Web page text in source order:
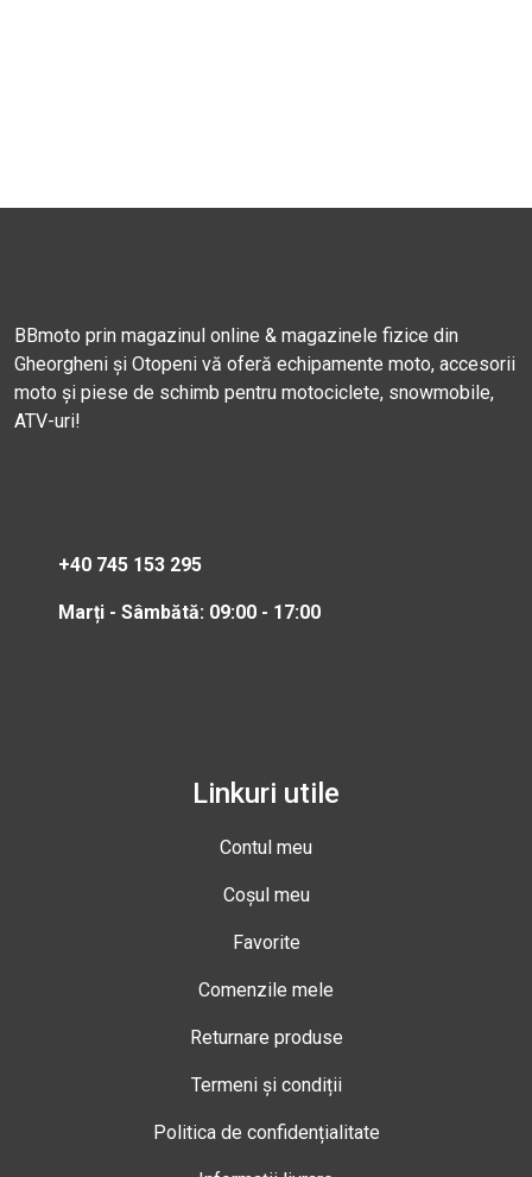
BBmoto prin magazinul online & magazinele fizice din
Gheorgheni și Otopeni vă oferă echipamente moto, accesorii
moto și piese de schimb pentru motociclete, snowmobile,
ATV-uri!
+40 745 153 295
Marți - Sâmbătă: 09:00 - 17:00
Linkuri utile
Contul meu
Coșul meu
Favorite
Comenzile mele
Returnare produse
Termeni și condiții
Politica de confidențialitate